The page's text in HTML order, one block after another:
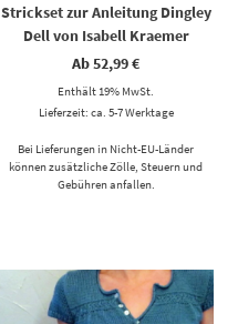
Strickset zur Anleitung Dingley
Dell von Isabell Kraemer
Ab52,99€
Enthält 19% MwSt.
Lieferzeit: ca. 5-7 Werktage
Bei Lieferungen in Nicht-EU-Länder
können zusätzliche Zölle, Steuern und
Gebühren anfallen.
Dieses Produkt weist mehrere Varianten auf. Die Optionen können auf der Produktseite gewählt werden